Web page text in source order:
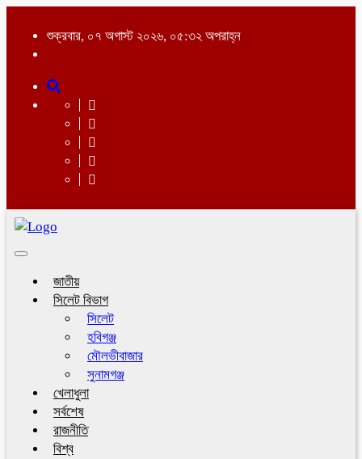
শুক্রবার, ০৭ অগাস্ট ২০২৬, ০৫:৩২ অপরাহ্ন
Toggle
জাতীয়
সিলেট বিভাগ
সিলেট
হবিগঞ্জ
মৌলভীবাজার
সুনামগঞ্জ
খেলাধুলা
সর্বশেষ
রাজনীতি
বিশ্ব